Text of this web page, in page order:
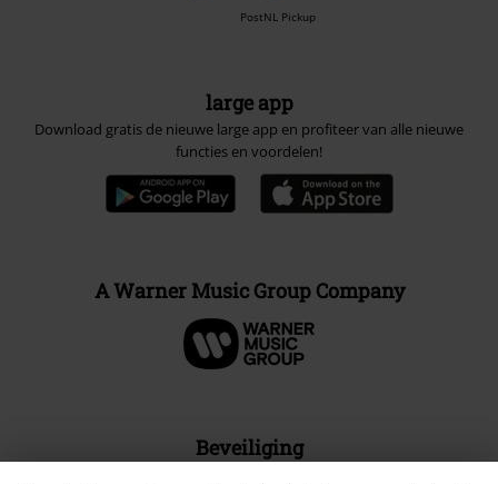
PostNL Pickup
large app
Download gratis de nieuwe large app en profiteer van alle nieuwe
functies en voordelen!
A Warner Music Group Company
Beveiliging